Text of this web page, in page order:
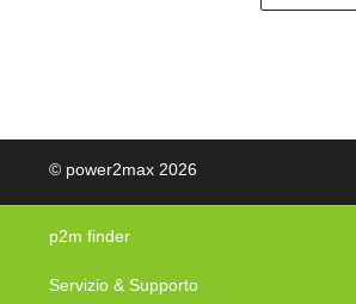
© power2max 2026
p2m finder
Servizio & Supporto